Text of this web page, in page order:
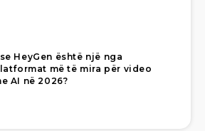
HeyGen është një nga
më të mira për video
AI në 2026?